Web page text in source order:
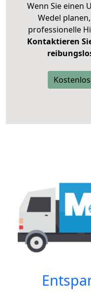
Wenn Sie einen
Wedel
professionelle
Kontaktieren